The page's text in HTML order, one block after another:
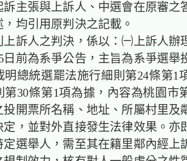
訴主張與上訴人、中選會在原審之
均引用原判決之記載。
上訴人之判決，係以：㈠上訴人辦
日前為系爭公告，主旨為系爭選舉
明總統選罷法施行細則第24條第1
第30條第1項為據，內容為桃園市
投開票所名稱、地址、所屬村里及
定，並對外直接發生法律效果。亦
定選舉人，需至其在籍里鄰內經上